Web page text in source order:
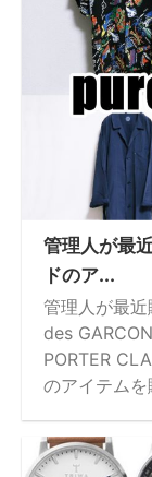
管理人が最
ドのア...
管理人が最
des
PORTER
のアイテム